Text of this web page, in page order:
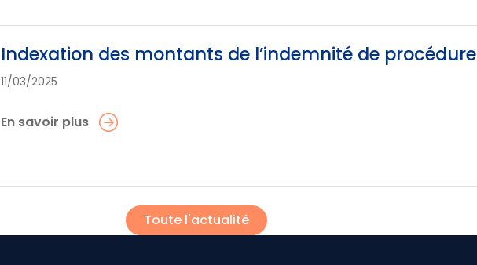
Indexation des montants de l’indemnité de procédure
11/03/2025
En savoir plus
Toute l'actualité